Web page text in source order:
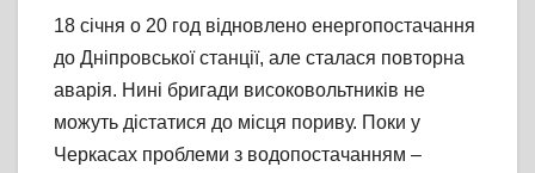
18 січня о 20 год відновлено енергопостачання
до Дніпровської станції, але сталася повторна
аварія. Нині бригади високовольтників не
можуть дістатися до місця пориву. Поки у
Черкасах проблеми з водопостачанням –